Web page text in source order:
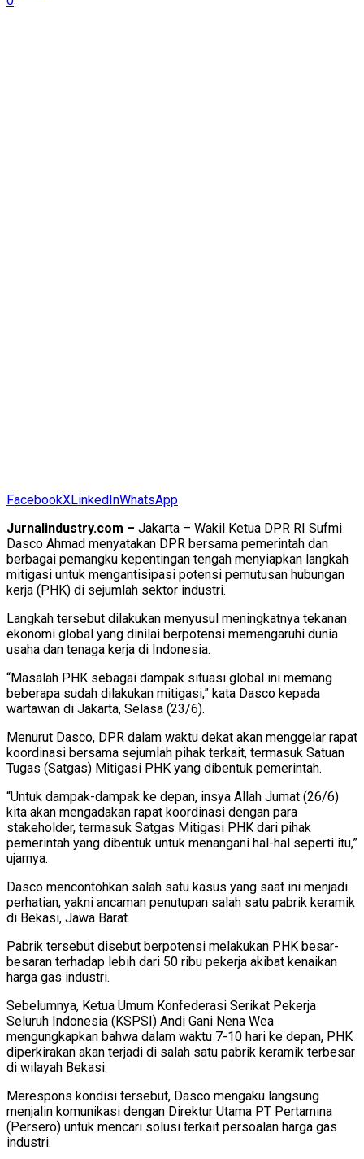
FacebookXLinkedInWhatsApp
Jurnalindustry.com – Jakarta – Wakil Ketua DPR RI Sufmi
Dasco Ahmad menyatakan DPR bersama pemerintah dan
berbagai pemangku kepentingan tengah menyiapkan langkah
mitigasi untuk mengantisipasi potensi pemutusan hubungan
kerja (PHK) di sejumlah sektor industri.
Langkah tersebut dilakukan menyusul meningkatnya tekanan
ekonomi global yang dinilai berpotensi memengaruhi dunia
usaha dan tenaga kerja di Indonesia.
“Masalah PHK sebagai dampak situasi global ini memang
beberapa sudah dilakukan mitigasi,” kata Dasco kepada
wartawan di Jakarta, Selasa (23/6).
Menurut Dasco, DPR dalam waktu dekat akan menggelar rapat
koordinasi bersama sejumlah pihak terkait, termasuk Satuan
Tugas (Satgas) Mitigasi PHK yang dibentuk pemerintah.
“Untuk dampak-dampak ke depan, insya Allah Jumat (26/6)
kita akan mengadakan rapat koordinasi dengan para
stakeholder, termasuk Satgas Mitigasi PHK dari pihak
pemerintah yang dibentuk untuk menangani hal-hal seperti itu,”
ujarnya.
Dasco mencontohkan salah satu kasus yang saat ini menjadi
perhatian, yakni ancaman penutupan salah satu pabrik keramik
di Bekasi, Jawa Barat.
Pabrik tersebut disebut berpotensi melakukan PHK besar-
besaran terhadap lebih dari 50 ribu pekerja akibat kenaikan
harga gas industri.
Sebelumnya, Ketua Umum Konfederasi Serikat Pekerja
Seluruh Indonesia (KSPSI) Andi Gani Nena Wea
mengungkapkan bahwa dalam waktu 7-10 hari ke depan, PHK
diperkirakan akan terjadi di salah satu pabrik keramik terbesar
di wilayah Bekasi.
Merespons kondisi tersebut, Dasco mengaku langsung
menjalin komunikasi dengan Direktur Utama PT Pertamina
(Persero) untuk mencari solusi terkait persoalan harga gas
industri.